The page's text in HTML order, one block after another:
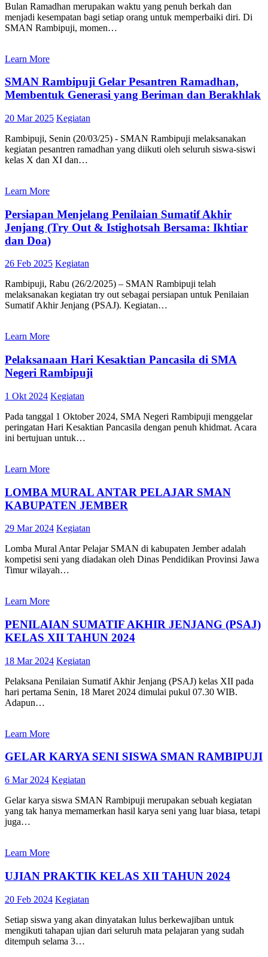
Bulan Ramadhan merupakan waktu yang penuh berkah dan
menjadi kesempatan bagi setiap orang untuk memperbaiki diri. Di
SMAN Rambipuji, momen…
Learn More
SMAN Rambipuji Gelar Pesantren Ramadhan,
Membentuk Generasi yang Beriman dan Berakhlak
20 Mar 2025 Kegiatan
Rambipuji, Senin (20/03/25) - SMAN Rambipuji melaksanakan
kegiatan pesantren ramadhan yang diikuti oleh seluruh siswa-siswi
kelas X dan XI dan…
Learn More
Persiapan Menjelang Penilaian Sumatif Akhir
Jenjang (Try Out & Istighotsah Bersama: Ikhtiar
dan Doa)
26 Feb 2025 Kegiatan
Rambipuji, Rabu (26/2/2025) – SMAN Rambipuji telah
melaksanakan kegiatan try out sebagai persiapan untuk Penilaian
Sumatif Akhir Jenjang (PSAJ). Kegiatan…
Learn More
Pelaksanaan Hari Kesaktian Pancasila di SMA
Negeri Rambipuji
1 Okt 2024 Kegiatan
Pada tanggal 1 Oktober 2024, SMA Negeri Rambipuji menggelar
peringatan Hari Kesaktian Pancasila dengan penuh khidmat. Acara
ini bertujuan untuk…
Learn More
LOMBA MURAL ANTAR PELAJAR SMAN
KABUPATEN JEMBER
29 Mar 2024 Kegiatan
Lomba Mural Antar Pelajar SMAN di kabupaten Jember adalah
kompetisi seni yang diadakan oleh Dinas Pendidikan Provinsi Jawa
Timur wilayah…
Learn More
PENILAIAN SUMATIF AKHIR JENJANG (PSAJ)
KELAS XII TAHUN 2024
18 Mar 2024 Kegiatan
Pelaksana Penilaian Sumatif Akhir Jenjang (PSAJ) kelas XII pada
hari pertama Senin, 18 Maret 2024 dimulai pukul 07.30 WIB.
Adapun…
Learn More
GELAR KARYA SENI SISWA SMAN RAMBIPUJI
6 Mar 2024 Kegiatan
Gelar karya siswa SMAN Rambipuji merupakan sebuah kegiatan
yang tak hanya memamerkan hasil karya seni yang luar biasa, tetapi
juga…
Learn More
UJIAN PRAKTIK KELAS XII TAHUN 2024
20 Feb 2024 Kegiatan
Setiap siswa yang akan dinyatakan lulus berkewajiban untuk
mengikuti tahapan ujian dari seluruh mata pelajaran yang sudah
ditempuh selama 3…